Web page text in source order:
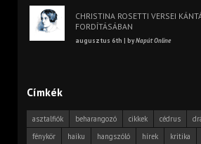
CHRISTINA ROSETTI VERSEI
FORDÍTÁSÁBAN
augusztus 6th | byNapút Online
Címkék
asztalfiók beharangozó cikkek cédrus
fénykör
haiku hangszóló hírek kritika